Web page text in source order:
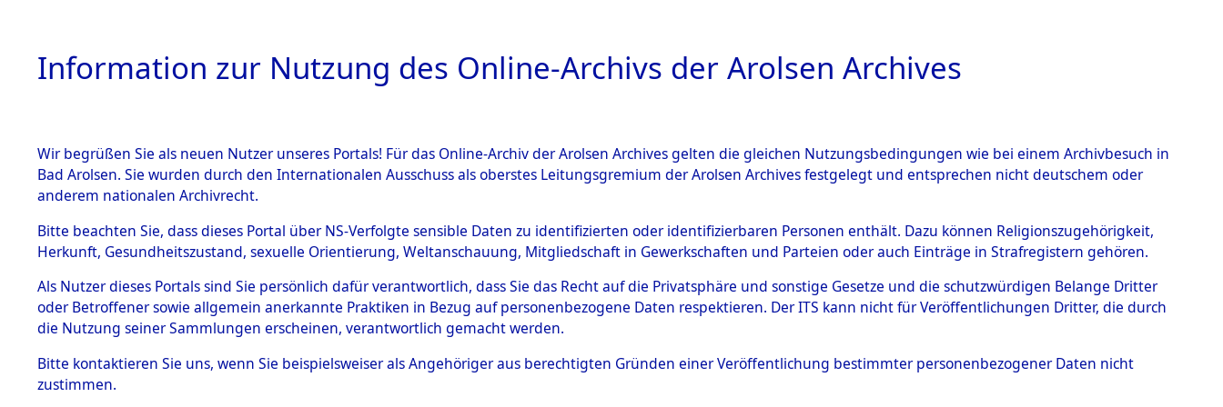
HOME BESTANDSBESCHREIBUNG ARCHIVALE ÜBERSICHT BILD
BESTÄNDE
Inhaftierungsdoku
mente
5. Verschiedenes
Todesmärsche
5.3.1 Alliierte
Ermittlungen zu den Orten Laaber - Löwenstein→0002
(84599488)→0014 (84599502)
0014 (84599502)
Information zur Nutzung des Online-Archivs der Arolsen Archives
Wir begrüßen Sie als neuen Nutzer unseres Portals! Für das Online-Archiv der Arolsen Archives gelten die gleichen Nutzungsbedingungen wie bei einem Archivbesuch in
Bad Arolsen. Sie wurden durch den Internationalen Ausschuss als oberstes Leitungsgremium der Arolsen Archives festgelegt und entsprechen nicht deutschem oder
anderem nationalen Archivrecht.
Bitte beachten Sie, dass dieses Portal über NS-Verfolgte sensible Daten zu identifizierten oder identifizierbaren Personen enthält. Dazu können Religionszugehörigkeit,
Herkunft, Gesundheitszustand, sexuelle Orientierung, Weltanschauung, Mitgliedschaft in Gewerkschaften und Parteien oder auch Einträge in Strafregistern gehören.
Als Nutzer dieses Portals sind Sie persönlich dafür verantwortlich, dass Sie das Recht auf die Privatsphäre und sonstige Gesetze und die schutzwürdigen Belange Dritter
oder Betroffener sowie allgemein anerkannte Praktiken in Bezug auf personenbezogene Daten respektieren. Der ITS kann nicht für Veröffentlichungen Dritter, die durch
die Nutzung seiner Sammlungen erscheinen, verantwortlich gemacht werden.
Bitte kontaktieren Sie uns, wenn Sie beispielsweiser als Angehöriger aus berechtigten Gründen einer Veröffentlichung bestimmter personenbezogener Daten nicht
zustimmen.